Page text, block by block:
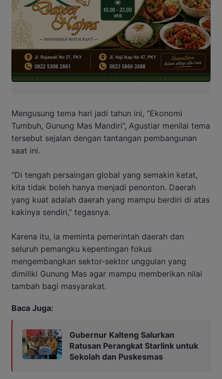
Mengusung tema hari jadi tahun ini, “Ekonomi
Tumbuh, Gunung Mas Mandiri”, Agustiar menilai tema
tersebut sejalan dengan tantangan pembangunan
saat ini.
“Di tengah persaingan global yang semakin ketat,
kita tidak boleh hanya menjadi penonton. Daerah
yang kuat adalah daerah yang mampu berdiri di atas
kakinya sendiri,” tegasnya.
Karena itu, ia meminta pemerintah daerah dan
seluruh pemangku kepentingan fokus
mengembangkan sektor-sektor unggulan yang
dimiliki Gunung Mas agar mampu memberikan nilai
tambah bagi masyarakat.
Baca Juga:
Gubernur Kalteng Salurkan
Ratusan Perangkat Starlink untuk
Sekolah dan Puskesmas